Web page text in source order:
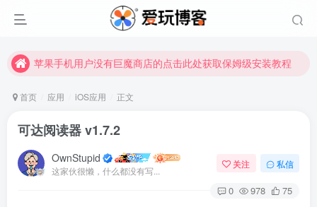
苹果手机用户没有巨魔商店的点击此处获取保姆级安装教程
苹果手机用户没有巨魔商店的点击此处获取保姆级安装教程
首页 应用 iOS应用 正文
可达阅读器 v1.7.2
OwnStupid
这家伙很懒，什么都没有写...
关注 私信
0 978 75